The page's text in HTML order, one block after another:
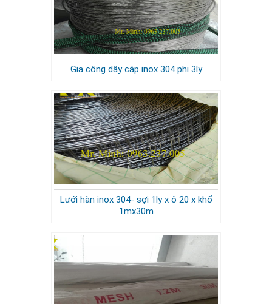
Gia công dây cáp inox 304 phi 3ly
Lưới hàn inox 304- sợi 1ly x ô 20 x khổ
1mx30m